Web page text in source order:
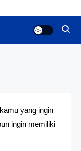
yang ingin
ingin memiliki